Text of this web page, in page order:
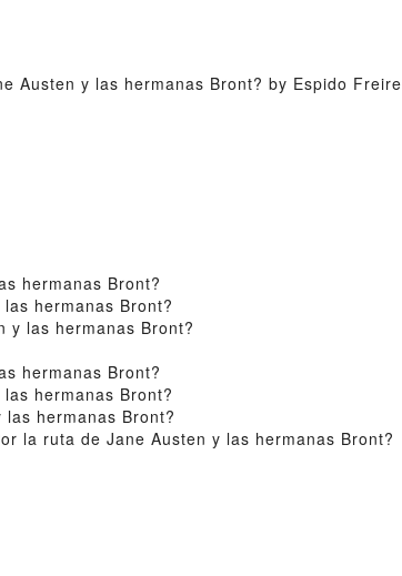
Austen y las hermanas Bront? by Espido Freire
hermanas Bront?
hermanas Bront?
y las hermanas Bront?
hermanas Bront?
hermanas Bront?
hermanas Bront?
la ruta de Jane Austen y las hermanas Bront?